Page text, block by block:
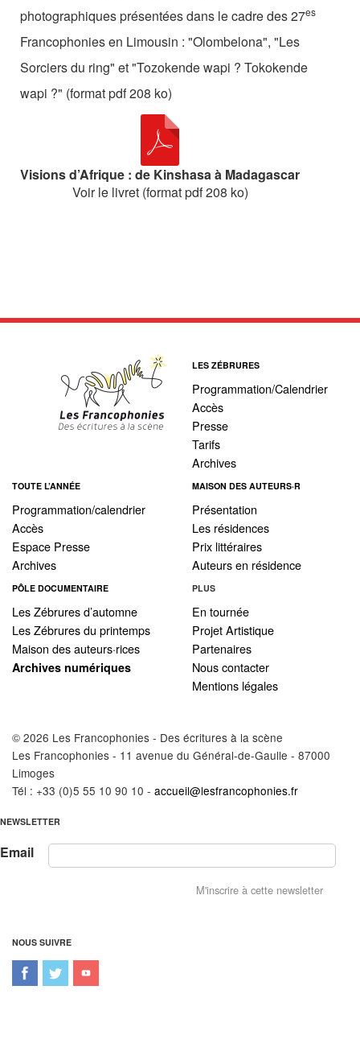
Les Zébrures du printemps
Archives numériques
Équipe
le Pole Francophone à Limoges
photographiques présentées dans le cadre des 27es
Francophonies en Limousin : "Olombelona", "Les
Sorciers du ring" et "Tozokende wapi ? Tokokende
wapi ?" (format pdf 208 ko)
Visions d’Afrique : de Kinshasa à Madagascar
Voir le livret (format pdf 208 ko)
LES ZÉBRURES
Programmation/Calendrier
Accès
Presse
Tarifs
Archives
TOUTE L’ANNÉE
Programmation/calendrier
Accès
Espace Presse
Archives
MAISON DES AUTEURS·R
Présentation
Les résidences
Prix littéraires
Auteurs en résidence
PÔLE DOCUMENTAIRE
Les Zébrures d’automne
Les Zébrures du printemps
Maison des auteurs·rices
Archives numériques
PLUS
En tournée
Projet Artistique
Partenaires
Nous contacter
Mentions légales
© 2026 Les Francophonies - Des écritures à la scène
Les Francophonies - 11 avenue du Général-de-Gaulle - 87000
Limoges
Tél : +33 (0)5 55 10 90 10 - accueil@lesfrancophonies.fr
NEWSLETTER
Email
NOUS SUIVRE